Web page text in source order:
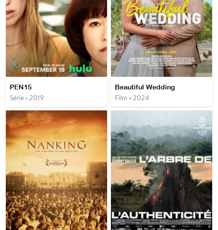
PEN15
Série • 2019
Beautiful Wedding
Film • 2024